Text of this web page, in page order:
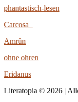
phantastisch-lesen
Carcosa
Amrûn
ohne ohren
Eridanus
Literatopia © 2026 |